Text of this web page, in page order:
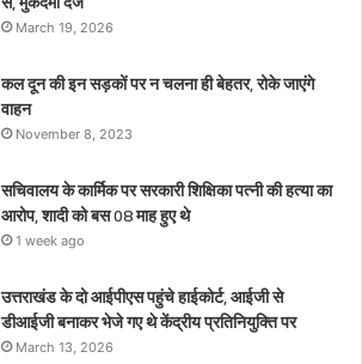
March 19, 2026
कल दून की इन सड़कों पर न चलना ही बेहतर, रोके जाएंगे
वाहन
November 8, 2023
सचिवालय के कार्मिक पर सरकारी शिक्षिका पत्नी की हत्या का
आरोप, शादी को बस 08 माह हुए थे
1 week ago
उत्तराखंड के दो आईपीएस पहुंचे हाईकोर्ट, आईजी से
डीआईजी बनाकर भेजे गए थे केंद्रीय प्रतिनियुक्ति पर
March 13, 2026